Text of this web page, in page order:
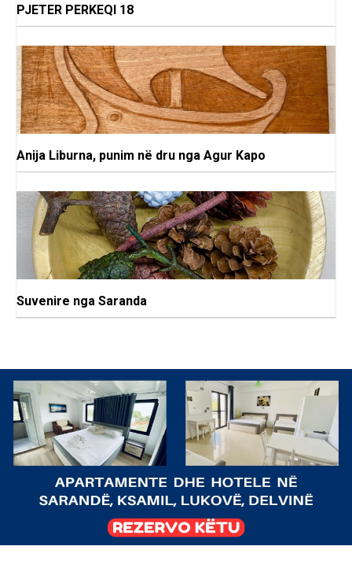
PJETER PERKEQI 18
Anija Liburna, punim në dru nga Agur Kapo
Suvenire nga Saranda